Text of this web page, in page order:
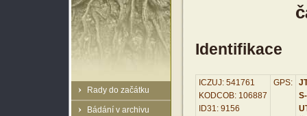
Rady do začátku
Bádání v archivu
Identifikace
ICZUJ: 541761
KODCOB: 106887
ID31: 9156
GPS: